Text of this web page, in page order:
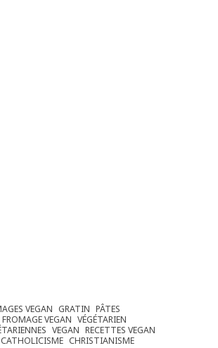
VEGAN GRATIN PÂTES
FROMAGE VEGAN VÉGÉTARIEN
VEGAN RECETTES VEGAN
CATHOLICISME CHRISTIANISME